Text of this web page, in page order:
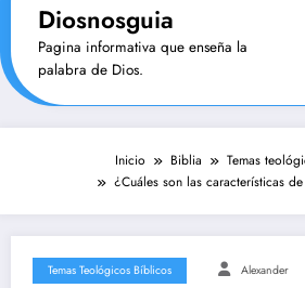
Diosnosguia
Pagina informativa que enseña la
palabra de Dios.
Inicio Biblia
Temas
¿Cuáles son las características
Temas Teológicos Bíblicos Alexander